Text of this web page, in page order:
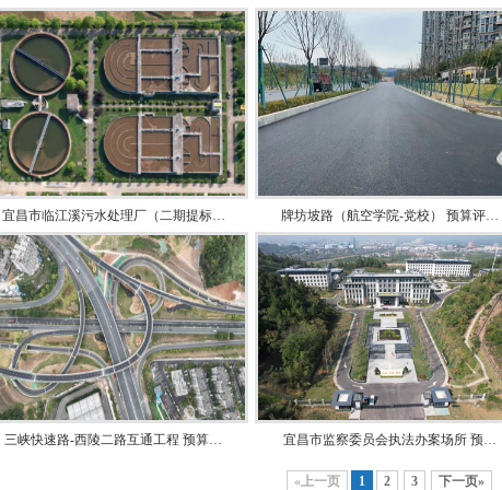
宜昌市临江溪污水处理厂（二期提标… 牌坊坡路（航空学院-党校） 预算评…
三峡快速路-西陵二路互通工程 预算… 宜昌市监察委员会执法办案场所 预…
«上一页 1 2 3 下一页»